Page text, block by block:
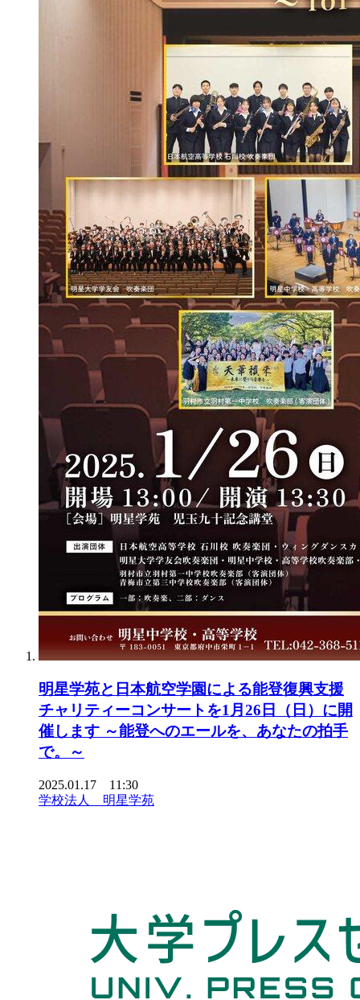
明星学苑と日本航空学園による能登復興支援
チャリティーコンサートを1月26日（日）に開
催します ～能登へのエールを、あなたの拍手
で。～
2025.01.17 11:30
学校法人 明星学苑